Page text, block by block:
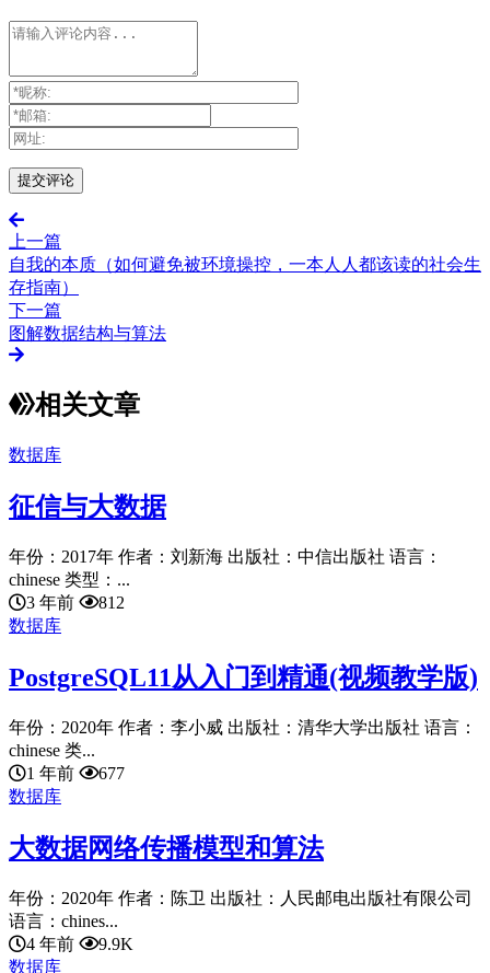
上一篇
自我的本质（如何避免被环境操控，一本人人都该读的社会生
存指南）
下一篇
图解数据结构与算法
相关文章
数据库
征信与大数据
年份：2017年 作者：刘新海 出版社：中信出版社 语言：
chinese 类型：...
3 年前
812
数据库
PostgreSQL11从入门到精通(视频教学版)
年份：2020年 作者：李小威 出版社：清华大学出版社 语言：
chinese 类...
1 年前
677
数据库
大数据网络传播模型和算法
年份：2020年 作者：陈卫 出版社：人民邮电出版社有限公司
语言：chines...
4 年前
9.9K
数据库